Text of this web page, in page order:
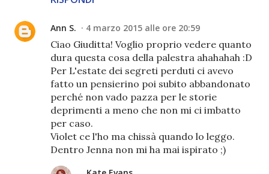
Ann S. 4 marzo 2015 alle ore 20:59
Ciao Giuditta! Voglio proprio vedere quanto
dura questa cosa della palestra ahahahah :D
Per L'estate dei segreti perduti ci avevo
fatto un pensierino poi subito abbandonato
perché non vado pazza per le storie
deprimenti a meno che non mi ci imbatto
per caso.
Violet ce l'ho ma chissà quando lo leggo.
Dentro Jenna non mi ha mai ispirato ;)